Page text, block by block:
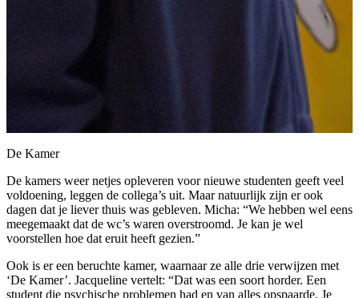
De Kamer
De kamers weer netjes opleveren voor nieuwe studenten geeft veel
voldoening, leggen de collega’s uit. Maar natuurlijk zijn er ook
dagen dat je liever thuis was gebleven. Micha: “We hebben wel eens
meegemaakt dat de wc’s waren overstroomd. Je kan je wel
voorstellen hoe dat eruit heeft gezien.”
Ook is er een beruchte kamer, waarnaar ze alle drie verwijzen met
‘De Kamer’. Jacqueline vertelt: “Dat was een soort horder. Een
student die psychische problemen had en van alles opspaarde. Je